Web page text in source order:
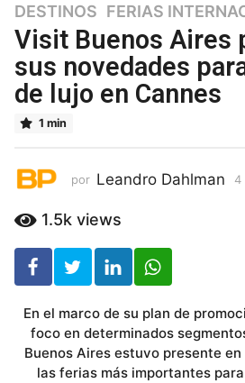
4
a
ñ
o
s
a
o
s
DESTINOS ,FERIAS
Visit Buenos Aires
sus novedades
de lujo en Cannes
1 min
por Leandro Dahlman 4
1.5k views
En el marco de su plan de
foco en determinados
Buenos Aires estuvo presente en
las ferias más importantes